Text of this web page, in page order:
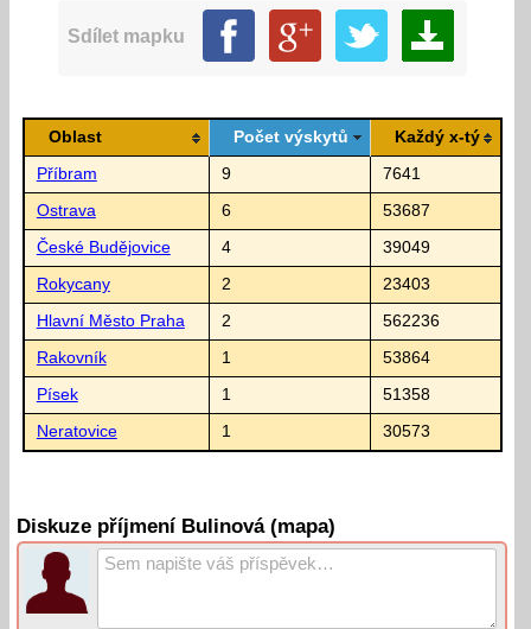
Sdílet mapku
Oblast Počet výskytů Každý x-tý
Příbram 9 7641
Ostrava 6 53687
České Budějovice 4 39049
Rokycany 2 23403
Hlavní Město Praha 2 562236
Rakovník 1 53864
Písek 1 51358
Neratovice 1 30573
Diskuze příjmení Bulinová (mapa)